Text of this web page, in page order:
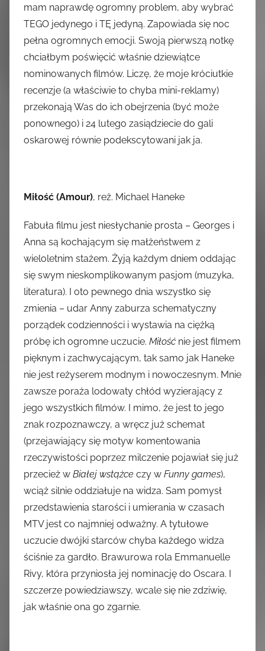
mam naprawdę ogromny problem, aby wybrać
TEGO jedynego i TĘ jedyną. Zapowiada się noc
pełna ogromnych emocji. Swoją pierwszą notkę
chciałbym poświęcić właśnie dziewiątce
nominowanych filmów. Liczę, że moje króciutkie
recenzje (a właściwie to chyba mini-reklamy)
przekonają Was do ich obejrzenia (być może
ponownego) i 24 lutego zasiądziecie do gali
oskarowej równie podekscytowani jak ja.
Miłość (Amour), reż. Michael Haneke
Fabuła filmu jest niesłychanie prosta – Georges i
Anna są kochającym się małżeństwem z
wieloletnim stażem. Żyją każdym dniem oddając
się swym nieskomplikowanym pasjom (muzyka,
literatura). I oto pewnego dnia wszystko się
zmienia – udar Anny zaburza schematyczny
porządek codzienności i wystawia na ciężką
próbę ich ogromne uczucie. Miłość nie jest filmem
pięknym i zachwycającym, tak samo jak Haneke
nie jest reżyserem modnym i nowoczesnym. Mnie
zawsze poraża lodowaty chłód wyzierający z
jego wszystkich filmów. I mimo, że jest to jego
znak rozpoznawczy, a wręcz już schemat
(przejawiający się motyw komentowania
rzeczywistości poprzez milczenie pojawiał się już
przecież w Białej wstążce czy w Funny games),
wciąż silnie oddziałuje na widza. Sam pomysł
przedstawienia starości i umierania w czasach
MTV jest co najmniej odważny. A tytułowe
uczucie dwójki starców chyba każdego widza
ściśnie za gardło. Brawurowa rola Emmanuelle
Rivy, która przyniosła jej nominację do Oscara. I
szczerze powiedziawszy, wcale się nie zdziwię,
jak właśnie ona go zgarnie.